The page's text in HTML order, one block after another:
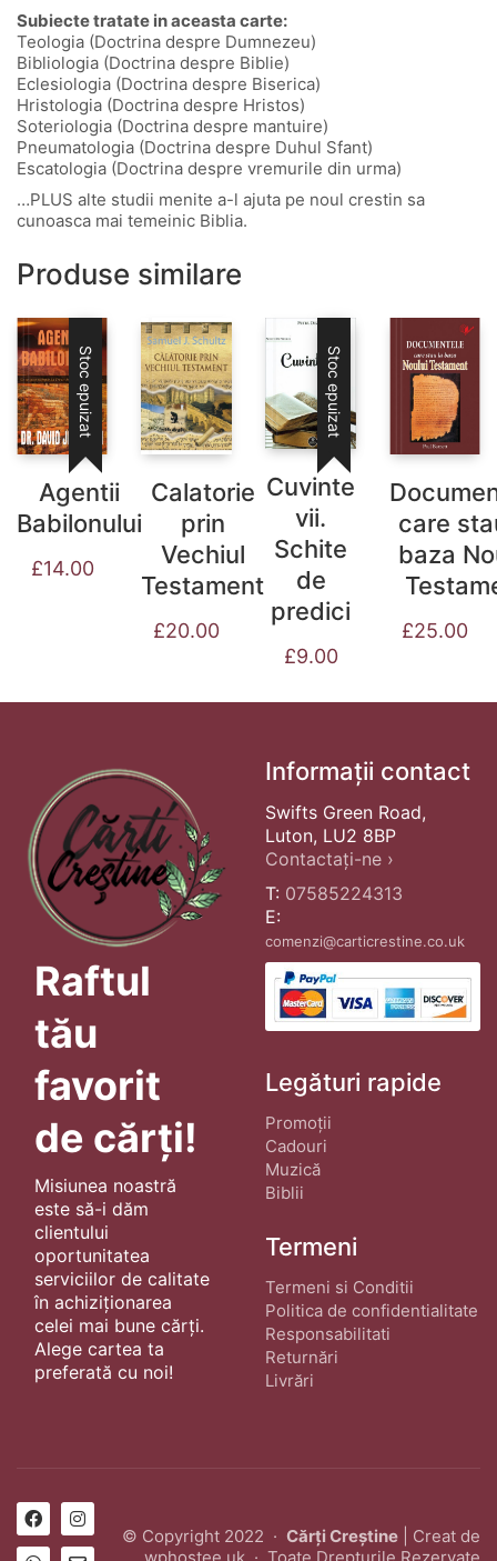
Subiecte tratate in aceasta carte:
Teologia (Doctrina despre Dumnezeu)
Bibliologia (Doctrina despre Biblie)
Eclesiologia (Doctrina despre Biserica)
Hristologia (Doctrina despre Hristos)
Soteriologia (Doctrina despre mantuire)
Pneumatologia (Doctrina despre Duhul Sfant)
Escatologia (Doctrina despre vremurile din urma)
…PLUS alte studii menite a-l ajuta pe noul crestin sa
cunoasca mai temeinic Biblia.
Produse similare
Stoc epuizat
Agentii
Babilonului
£14.00
Calatorie
prin
Vechiul
Testament
£20.00
Stoc epuizat
Cuvinte
vii.
Schite
de
predici
£9.00
care
baza
£25.00
Raftul
tău
favorit
de cărți!
Misiunea noastră
este să-i dăm
clientului
oportunitatea
serviciilor de calitate
în achiziționarea
celei mai bune cărți.
Alege cartea ta
preferată cu noi!
Informații contact
Swifts Green Road,
Luton, LU2 8BP
Contactați-ne ›
T: 07585224313
E:
comenzi@carticrestine.co.uk
Legături rapide
Promoții
Cadouri
Muzică
Biblii
Termeni
Termeni si Conditii
Politica de confidentialitate
Responsabilitati
Returnări
Livrări
© Copyright 2022 · Cărți Creștine | Creat de